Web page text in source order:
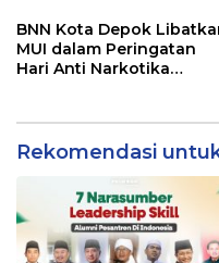
Secara Utuh
BNN Kota Depok
MUI dalam Peringatan
Hari Anti Narkotika
Pencegahan Dimulai dari
Keluarga
Rekomendasi